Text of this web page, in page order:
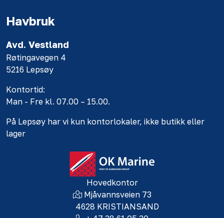
Havbruk
Avd. Vestland
Røtingavegen 4
5216 Lepsøy
Kontortid:
Man - Fre kl. 07.00 – 15.00.
På Lepsøy har vi kun kontorlokaler, ikke butikk eller
lager
Hovedkontor
Mjåvannsveien 73
4628 KRISTIANSAND